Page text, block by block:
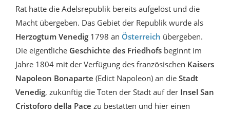
Rat hatte die Adelsrepublik bereits aufgelöst und die
Macht übergeben. Das Gebiet der Republik wurde als
Herzogtum Venedig 1798 an Österreich übergeben.
Die eigentliche Geschichte des Friedhofs beginnt im
Jahre 1804 mit der Verfügung des französischen Kaisers
Napoleon Bonaparte (Edict Napoleon) an die Stadt
Venedig, zukünftig die Toten der Stadt auf der Insel San
Cristoforo della Pace zu bestatten und hier einen